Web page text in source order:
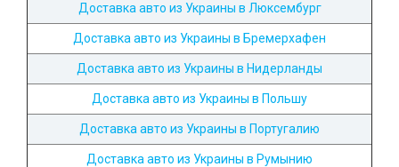
Доставка авто из Украины в Люксембург
Доставка авто из Украины в Бремерхафен
Доставка авто из Украины в Нидерланды
Доставка авто из Украины в Польшу
Доставка авто из Украины в Португалию
Доставка авто из Украины в Румынию